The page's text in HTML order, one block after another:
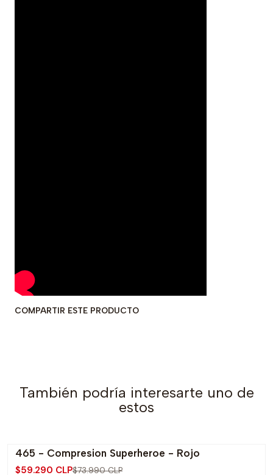
COMPARTIR ESTE PRODUCTO
También podría interesarte uno de
estos
-20% OFF
465 - Compresion Superheroe - Rojo
$59.290 CLP$73.990 CLP